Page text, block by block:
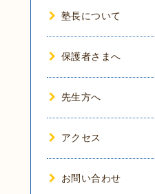
塾長について
保護者さまへ
先生方へ
アクセス
お問い合わせ